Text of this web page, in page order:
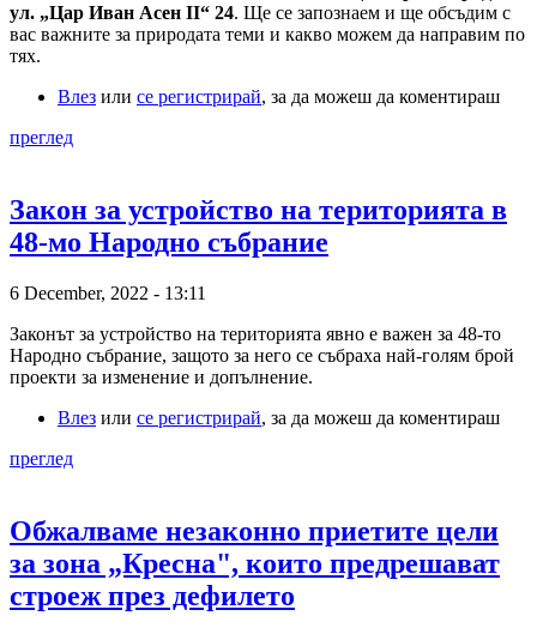
ул. „Цар Иван Асен II“ 24. Ще се запознаем и ще обсъдим с
вас важните за природата теми и какво можем да направим по
тях.
Влез или се регистрирай, за да можеш да коментираш
преглед
Закон за устройство на територията в
48-мо Народно събрание
6 December, 2022 - 13:11
Законът за устройство на територията явно е важен за 48-то
Народно събрание, защото за него се събраха най-голям брой
проекти за изменение и допълнение.
Влез или се регистрирай, за да можеш да коментираш
преглед
Обжалваме незаконно приетите цели
за зона „Кресна", които предрешават
строеж през дефилето